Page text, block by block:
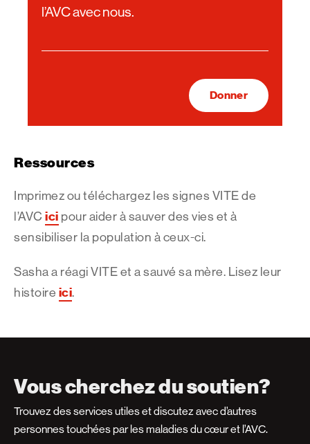
l’AVC avec nous.
Donner
Ressources
Imprimez ou téléchargez les signes VITE de
l’AVC ici pour aider à sauver des vies et à
sensibiliser la population à ceux-ci.
Sasha a réagi VITE et a sauvé sa mère. Lisez leur
histoire ici.
Vous cherchez du soutien?
Trouvez des services utiles et discutez avec d’autres
personnes touchées par les maladies du cœur et l’AVC.